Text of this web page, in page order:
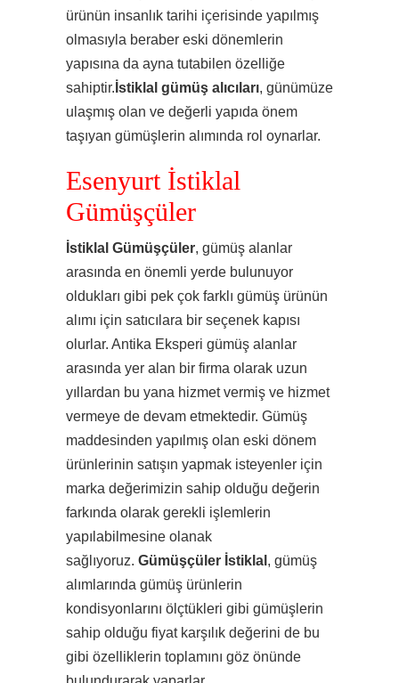
ürünün insanlık tarihi içerisinde yapılmış
olmasıyla beraber eski dönemlerin
yapısına da ayna tutabilen özelliğe
sahiptir. İstiklal gümüş alıcıları, günümüze
ulaşmış olan ve değerli yapıda önem
taşıyan gümüşlerin alımında rol oynarlar.
Esenyurt İstiklal
Gümüşçüler
İstiklal Gümüşçüler, gümüş alanlar
arasında en önemli yerde bulunuyor
oldukları gibi pek çok farklı gümüş ürünün
alımı için satıcılara bir seçenek kapısı
olurlar. Antika Eksperi gümüş alanlar
arasında yer alan bir firma olarak uzun
yıllardan bu yana hizmet vermiş ve hizmet
vermeye de devam etmektedir. Gümüş
maddesinden yapılmış olan eski dönem
ürünlerinin satışın yapmak isteyenler için
marka değerimizin sahip olduğu değerin
farkında olarak gerekli işlemlerin
yapılabilmesine olanak
sağlıyoruz. Gümüşçüler İstiklal , gümüş
alımlarında gümüş ürünlerin
kondisyonlarını ölçtükleri gibi gümüşlerin
sahip olduğu fiyat karşılık değerini de bu
gibi özelliklerin toplamını göz önünde